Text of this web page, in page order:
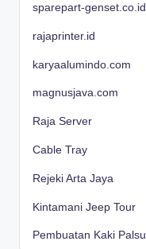
sparepart-genset.co.id
rajaprinter.id
karyaalumindo.com
magnusjava.com
Raja Server
Cable Tray
Rejeki Arta Jaya
Kintamani Jeep Tour
Pembuatan Kaki Palsu